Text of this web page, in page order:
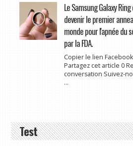
Le Samsung Galaxy
devenir le premier
monde pour l'apnée du
par la FDA.
Copier le lien
Partagez cet article 0
conversation Suivez-
...
Test